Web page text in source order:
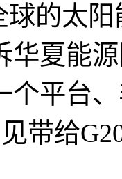
的太阳
华夏能
个平台
带给